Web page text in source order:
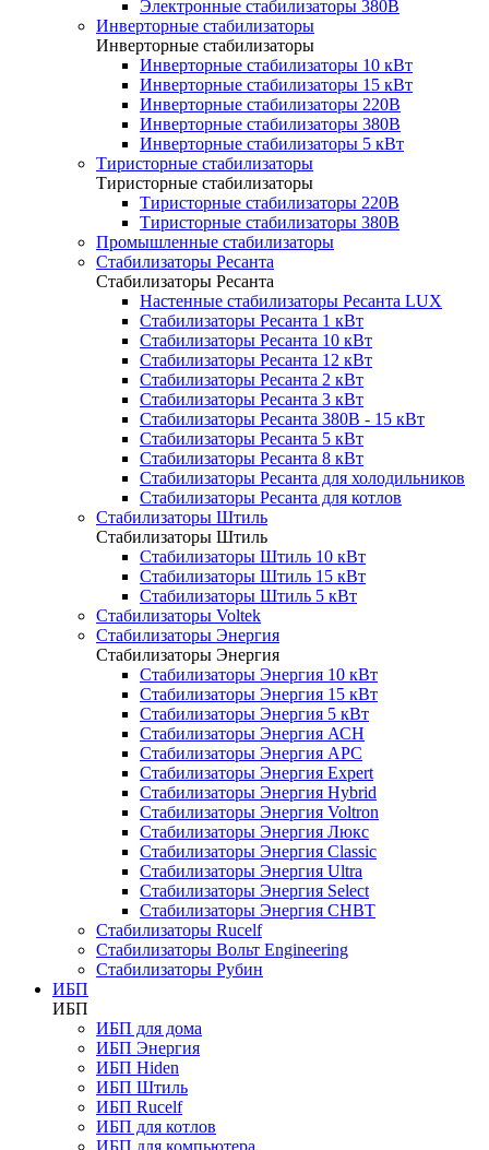
Электронные стабилизаторы 380В
Инверторные стабилизаторы
Инверторные стабилизаторы
Инверторные стабилизаторы 10 кВт
Инверторные стабилизаторы 15 кВт
Инверторные стабилизаторы 220В
Инверторные стабилизаторы 380В
Инверторные стабилизаторы 5 кВт
Тиристорные стабилизаторы
Тиристорные стабилизаторы
Тиристорные стабилизаторы 220В
Тиристорные стабилизаторы 380В
Промышленные стабилизаторы
Стабилизаторы Ресанта
Стабилизаторы Ресанта
Настенные стабилизаторы Ресанта LUX
Стабилизаторы Ресанта 1 кВт
Стабилизаторы Ресанта 10 кВт
Стабилизаторы Ресанта 12 кВт
Стабилизаторы Ресанта 2 кВт
Стабилизаторы Ресанта 3 кВт
Стабилизаторы Ресанта 380В - 15 кВт
Стабилизаторы Ресанта 5 кВт
Стабилизаторы Ресанта 8 кВт
Стабилизаторы Ресанта для холодильников
Стабилизаторы Ресанта для котлов
Стабилизаторы Штиль
Стабилизаторы Штиль
Стабилизаторы Штиль 10 кВт
Стабилизаторы Штиль 15 кВт
Стабилизаторы Штиль 5 кВт
Стабилизаторы Voltek
Стабилизаторы Энергия
Стабилизаторы Энергия
Стабилизаторы Энергия 10 кВт
Стабилизаторы Энергия 15 кВт
Стабилизаторы Энергия 5 кВт
Стабилизаторы Энергия АСН
Стабилизаторы Энергия АРС
Стабилизаторы Энергия Expert
Стабилизаторы Энергия Hybrid
Стабилизаторы Энергия Voltron
Стабилизаторы Энергия Люкс
Стабилизаторы Энергия Classic
Стабилизаторы Энергия Ultra
Стабилизаторы Энергия Select
Стабилизаторы Энергия СНВТ
Стабилизаторы Rucelf
Стабилизаторы Вольт Engineering
Стабилизаторы Рубин
ИБП
ИБП
ИБП для дома
ИБП Энергия
ИБП Hiden
ИБП Штиль
ИБП Rucelf
ИБП для котлов
ИБП для компьютера